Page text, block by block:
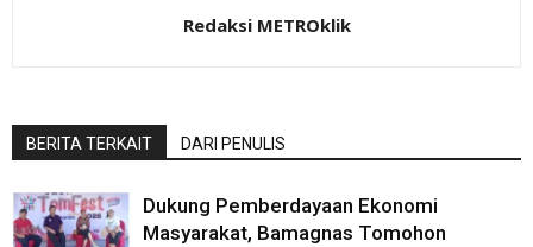
Redaksi METROklik
BERITA TERKAIT DARI PENULIS
Dukung Pemberdayaan Ekonomi
Masyarakat, Bamagnas Tomohon